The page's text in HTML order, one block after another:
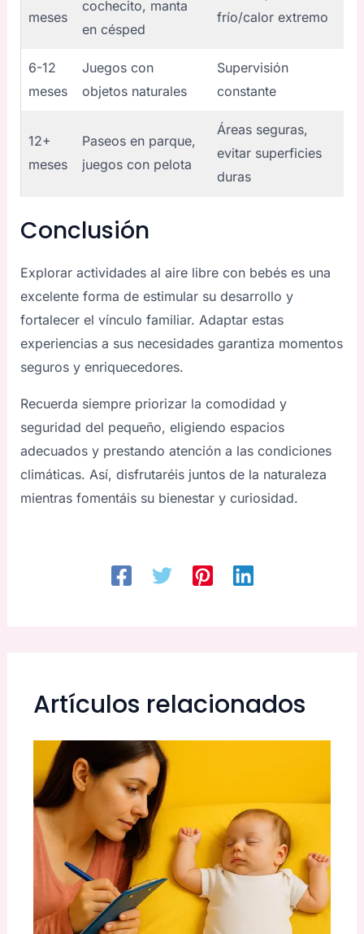
meses
cochecito, manta
en césped
frío/calor extremo
6-12
meses
Juegos con
objetos naturales
Supervisión
constante
12+
meses
Paseos en parque,
juegos con pelota
Áreas seguras,
evitar superficies
duras
Conclusión
Explorar actividades al aire libre con bebés es una
excelente forma de estimular su desarrollo y
fortalecer el vínculo familiar. Adaptar estas
experiencias a sus necesidades garantiza momentos
seguros y enriquecedores.
Recuerda siempre priorizar la comodidad y
seguridad del pequeño, eligiendo espacios
adecuados y prestando atención a las condiciones
climáticas. Así, disfrutaréis juntos de la naturaleza
mientras fomentáis su bienestar y curiosidad.
Artículos relacionados